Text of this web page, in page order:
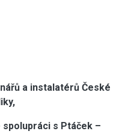
a instalatérů České
s Ptáček –